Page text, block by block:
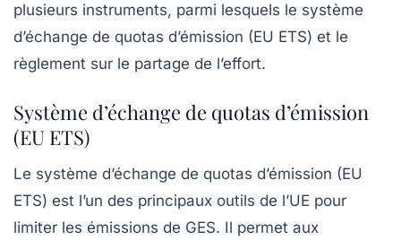
plusieurs instruments, parmi lesquels le système
d’échange de quotas d’émission (EU ETS) et le
règlement sur le partage de l’effort.
Système d’échange de quotas d’émission
(EU ETS)
Le système d’échange de quotas d’émission (EU
ETS) est l’un des principaux outils de l’UE pour
limiter les émissions de GES. Il permet aux